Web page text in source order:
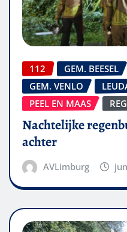
112 GEM. BEESEL
GEM. VENLO
PEEL EN MAAS
Nachtelijke
achter
AVLimburg